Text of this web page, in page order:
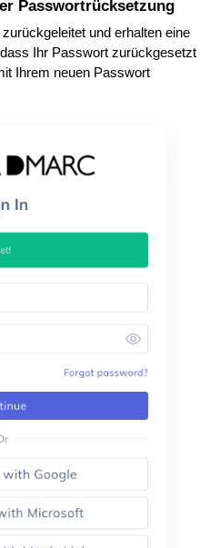
Passwortrücksetzung
und erhalten eine
Ihr Passwort zurückgesetzt
Ihrem neuen Passwort